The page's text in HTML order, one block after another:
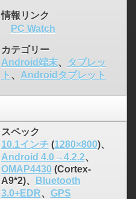
情報リンク
PC Watch
カテゴリー
Android端末、
タブレッ
ト 、 Androidタブレット
スペック
10.1インチ(1280×800)、
Android 4.0→4.2.2、
OMAP4430 (Cortex-
A9*2)、
Bluetooth
3.0+EDR、 GPS